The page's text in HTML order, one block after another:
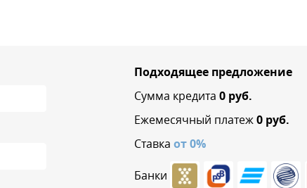
Подходящее предложение
Сумма кредита 0 руб.
Ежемесячный платеж 0 руб.
Ставка от0%
Банки